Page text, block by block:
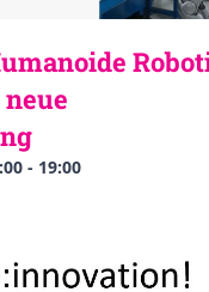
- 19:00